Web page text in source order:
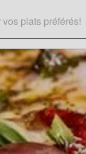
plats préférés!